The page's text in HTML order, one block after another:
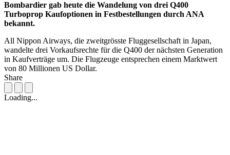
Bombardier gab heute die Wandelung von drei Q400
Turboprop Kaufoptionen in Festbestellungen durch ANA
bekannt.
All Nippon Airways, die zweitgrösste Fluggesellschaft in Japan,
wandelte drei Vorkaufsrechte für die Q400 der nächsten Generation
in Kaufverträge um. Die Flugzeuge entsprechen einem Marktwert
von 80 Millionen US Dollar.
Share
Loading...